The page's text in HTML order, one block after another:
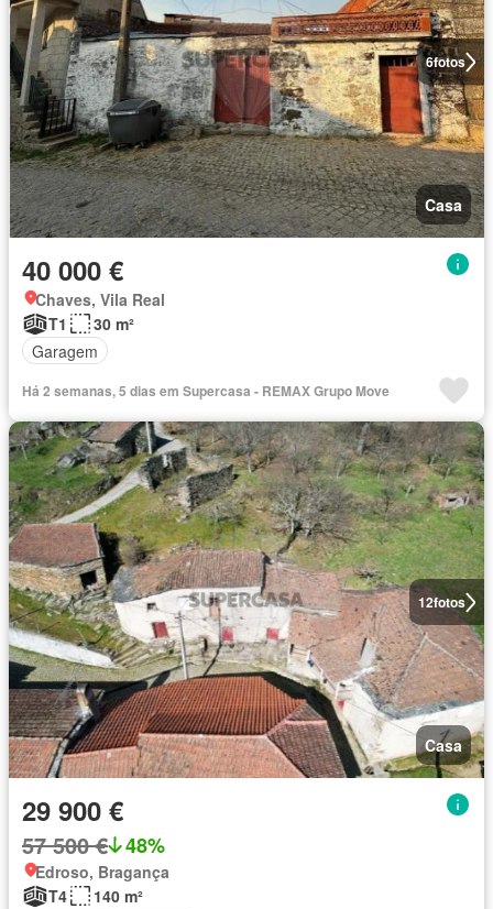
6fotos
Casa
40 000 €
Chaves, Vila Real
T1
30 m²
Garagem
Há 2 semanas, 5 dias em Supercasa - REMAX Grupo Move
12fotos
Casa
29 900 €
57 500 € 48%
Edroso, Bragança
T4
140 m²